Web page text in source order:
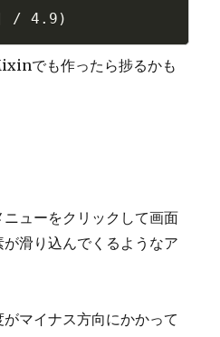
でも作ったら捗るかも
ューをクリックして画面
滑り込んでくるようなア
マイナス方向にかかって